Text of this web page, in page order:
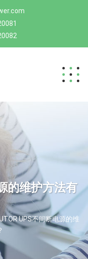
的维护方法有
UPS不间断电源的维